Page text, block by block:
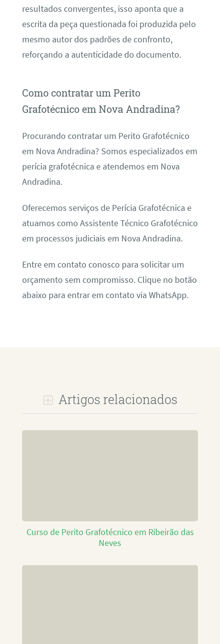
resultados convergentes, isso aponta que a
escrita da peça questionada foi produzida pelo
mesmo autor dos padrões de confronto,
reforçando a autenticidade do documento.
Como contratar um Perito
Grafotécnico em Nova Andradina?
Procurando contratar um Perito Grafotécnico
em Nova Andradina? Somos especializados em
perícia grafotécnica e atendemos em Nova
Andradina.
Oferecemos serviços de Perícia Grafotécnica e
atuamos como Assistente Técnico Grafotécnico
em processos judiciais em Nova Andradina.
Entre em contato conosco para solicitar um
orçamento sem compromisso. Clique no botão
abaixo para entrar em contato via WhatsApp.
Artigos relacionados
Curso de Perito Grafotécnico em Ribeirão das
Neves